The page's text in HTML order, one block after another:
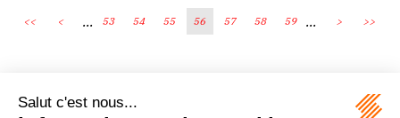
<< < ... 53 54 55 56 57 58 59 ... > >>